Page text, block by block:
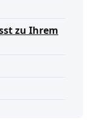
zu Ihrem